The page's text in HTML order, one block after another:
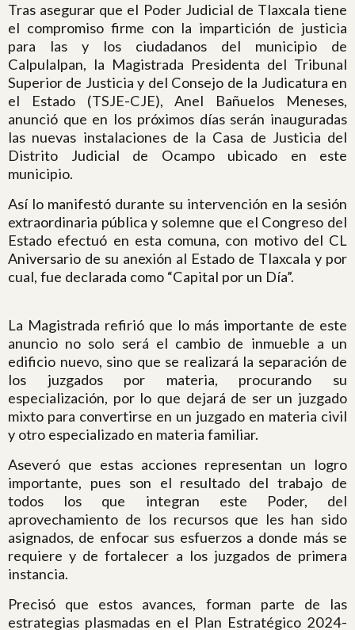
Tras asegurar que el Poder Judicial de Tlaxcala tiene
el compromiso firme con la impartición de justicia
para las y los ciudadanos del municipio de
Calpulalpan, la Magistrada Presidenta del Tribunal
Superior de Justicia y del Consejo de la Judicatura en
el Estado (TSJE-CJE), Anel Bañuelos Meneses,
anunció que en los próximos días serán inauguradas
las nuevas instalaciones de la Casa de Justicia del
Distrito Judicial de Ocampo ubicado en este
municipio.
Así lo manifestó durante su intervención en la sesión
extraordinaria pública y solemne que el Congreso del
Estado efectuó en esta comuna, con motivo del CL
Aniversario de su anexión al Estado de Tlaxcala y por
cual, fue declarada como “Capital por un Día”.
La Magistrada refirió que lo más importante de este
anuncio no solo será el cambio de inmueble a un
edificio nuevo, sino que se realizará la separación de
los juzgados por materia, procurando su
especialización, por lo que dejará de ser un juzgado
mixto para convertirse en un juzgado en materia civil
y otro especializado en materia familiar.
Aseveró que estas acciones representan un logro
importante, pues son el resultado del trabajo de
todos los que integran este Poder, del
aprovechamiento de los recursos que les han sido
asignados, de enfocar sus esfuerzos a donde más se
requiere y de fortalecer a los juzgados de primera
instancia.
Precisó que estos avances, forman parte de las
estrategias plasmadas en el Plan Estratégico 2024-